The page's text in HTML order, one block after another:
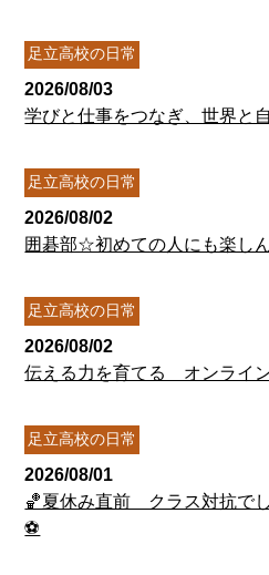
足立高校の日常
2026/08/03
学びと仕事をつなぎ、世界と
足立高校の日常
2026/08/02
囲碁部☆初めての人にも楽し
足立高校の日常
2026/08/02
伝える力を育てる オンライ
足立高校の日常
2026/08/01
🏀夏休み直前 クラス対抗で
⚽